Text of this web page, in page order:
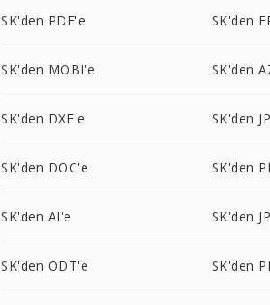
SK'den PDF'e SK'den
SK'den MOBI'e SK'den
SK'den DXF'e SK'den
SK'den DOC'e SK'den
SK'den AI'e SK'den
SK'den ODT'e SK'den